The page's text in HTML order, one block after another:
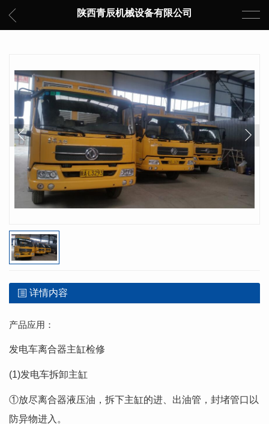
陕西青辰机械设备有限公司
详情内容
产品应用：
发电车离合器主缸检修
(1)发电车拆卸主缸
①放尽离合器液压油，拆下主缸的进、出油管，封堵管口以
防异物进入。